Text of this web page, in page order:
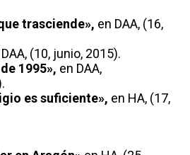
trasciende», en DAA, (16,
(10, junio, 2015).
1995», en DAA,
es suficiente», en HA, (17,